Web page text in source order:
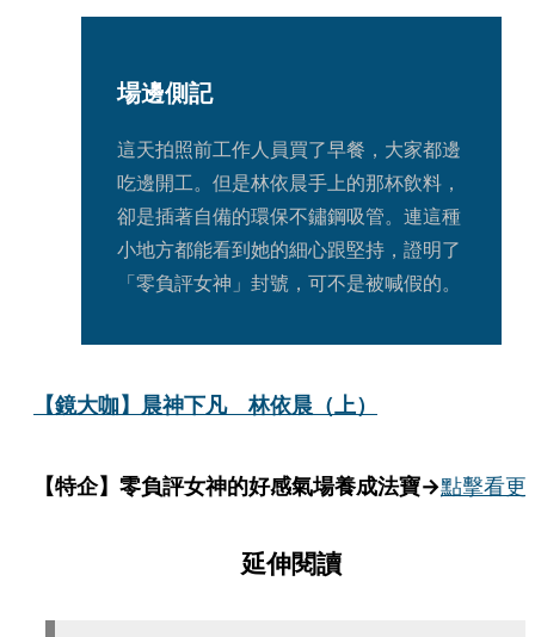
場邊側記
這天拍照前工作人員買了早餐，大家都邊
吃邊開工。但是林依晨手上的那杯飲料，
卻是插著自備的環保不鏽鋼吸管。連這種
小地方都能看到她的細心跟堅持，證明了
【鏡大咖】晨神下凡　林依晨（上）
【特企】零負評女神的好感氣場養成法寶→點擊看更
延伸閱讀